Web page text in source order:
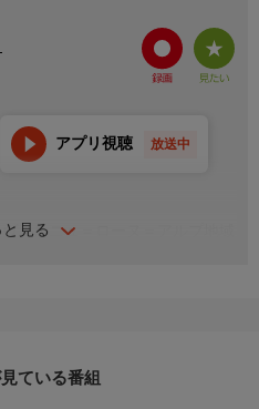
と見る
アプリ視聴 放送中
ェルニュ＝ローヌ＝アルプ地域
ている番組